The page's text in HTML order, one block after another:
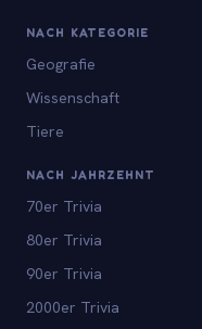
NACH KATEGORIE
Geografie
Wissenschaft
Tiere
NACH JAHRZEHNT
70er Trivia
80er Trivia
90er Trivia
2000er Trivia